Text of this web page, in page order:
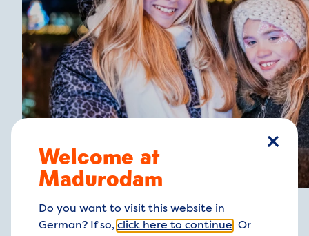
Welcome at
Madurodam
Do you want to visit this website in
German? If so, click here to continue . Or